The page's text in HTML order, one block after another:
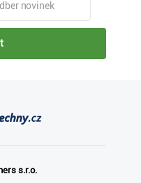
s.r.o.